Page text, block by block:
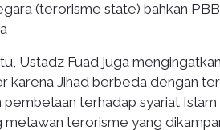
(terorisme state) bahkan
Ustadz Fuad juga
karena Jihad berbeda dengan
pembelaan terhadap syariat
melawan terorisme yang